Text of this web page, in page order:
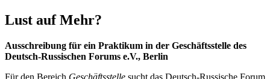
Lust auf Mehr?
Ausschreibung für ein Praktikum in der Geschäftsstelle des
Deutsch-Russischen Forums e.V., Berlin
Für den Bereich Geschäftsstelle sucht das Deutsch-Russische Forum